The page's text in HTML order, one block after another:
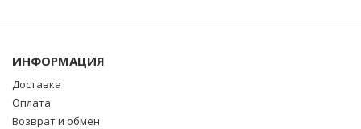
ИНФОРМАЦИЯ
Доставка
Оплата
Возврат и обмен